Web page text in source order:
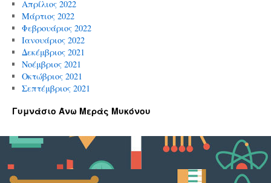
Απρίλιος 2022
Μάρτιος 2022
Φεβρουάριος 2022
Ιανουάριος 2022
Δεκέμβριος 2021
Νοέμβριος 2021
Οκτώβριος 2021
Σεπτέμβριος 2021
Γυμνάσιο Άνω Μεράς Μυκόνου